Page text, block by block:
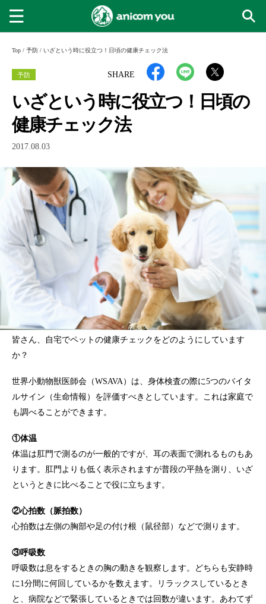
Top / 予防 / いざという時に役立つ！日頃の健康チェック法
SHARE
予防
いざという時に役立つ！日頃の
健康チェック法
2017.08.03
皆さん、自宅でペットの健康チェックをどのようにしています
か？
世界小動物獣医師会（WSAVA）は、身体検査の際に5つのバイタ
ルサイン（生命情報）を評価すべきとしています。これは家庭で
も調べることができます。
①体温
体温は肛門で測るのが一般的ですが、耳の表面で測れるものもあ
ります。肛門よりも低く表示されますが普段の平熱を測り、いざ
というときに比べることで役に立ちます。
②心拍数（脈拍数）
心拍数は左側の胸部や足の付け根（鼠径部）などで測ります。
③呼吸数
呼吸数は息をするときの胸の動きを観察します。どちらも安静時
に1分間に何回しているかを数えます。リラックスしているとき
と、病院などで緊張しているときでは回数が違います。あわてず